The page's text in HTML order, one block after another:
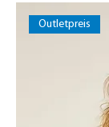
Outletpreis